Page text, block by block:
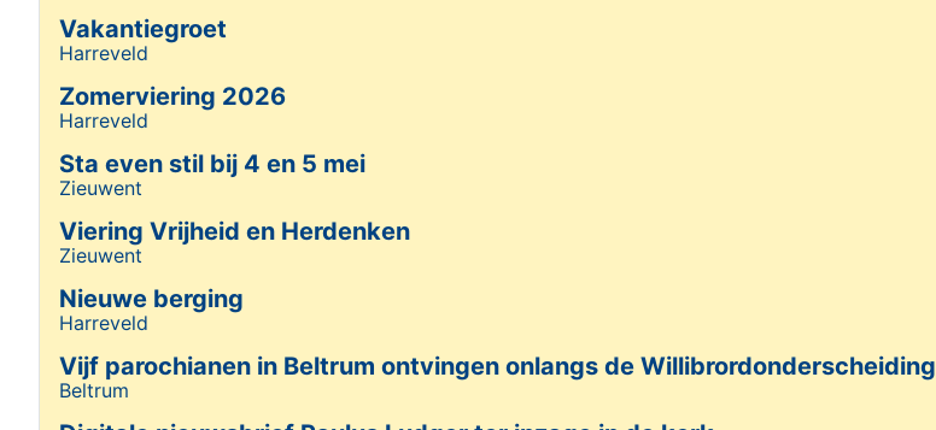
Vakantiegroet
Details
Harreveld
Zomerviering 2026
Details
Harreveld
Sta even stil bij 4 en 5 mei
Details
Zieuwent
Viering Vrijheid en Herdenken
Details
Zieuwent
Nieuwe berging
Details
Harreveld
Vijf parochianen in Beltrum ontvingen onlangs de Willibrordonderscheiding
Details
Beltrum